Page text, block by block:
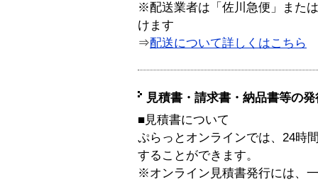
※配送業者は「佐川急便」また
けます
⇒配送について詳しくはこちら
見積書・請求書・納品書等の
■見積書について
ぷらっとオンラインでは、24時
することができます。
※オンライン見積書発行には、